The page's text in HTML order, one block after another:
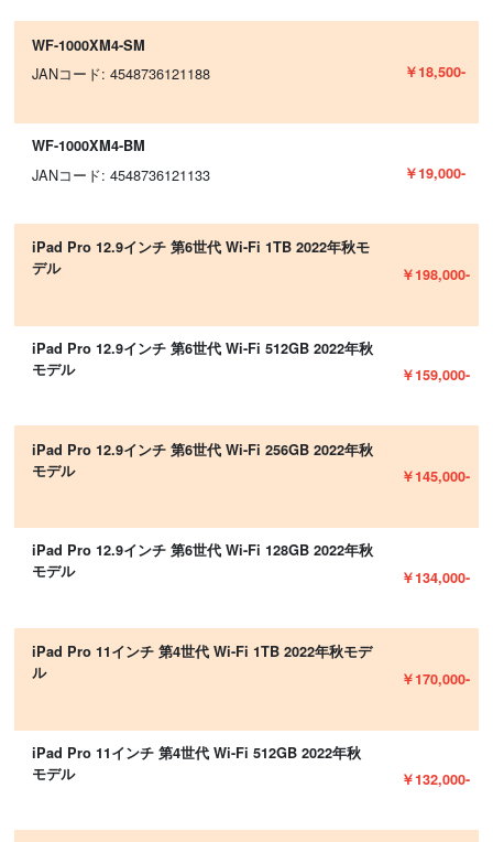
WF-1000XM4-SM
JANコード: 4548736121188 ￥18,500-
WF-1000XM4-BM
JANコード: 4548736121133 ￥19,000-
iPad Pro 12.9インチ 第6世代 Wi-Fi 1TB 2022年秋モ
デル
￥198,000-
iPad Pro 12.9インチ 第6世代 Wi-Fi 512GB 2022年秋
モデル
￥159,000-
iPad Pro 12.9インチ 第6世代 Wi-Fi 256GB 2022年秋
モデル
￥145,000-
iPad Pro 12.9インチ 第6世代 Wi-Fi 128GB 2022年秋
モデル
￥134,000-
iPad Pro 11インチ 第4世代 Wi-Fi 1TB 2022年秋モデ
ル
￥170,000-
iPad Pro 11インチ 第4世代 Wi-Fi 512GB 2022年秋
モデル
￥132,000-